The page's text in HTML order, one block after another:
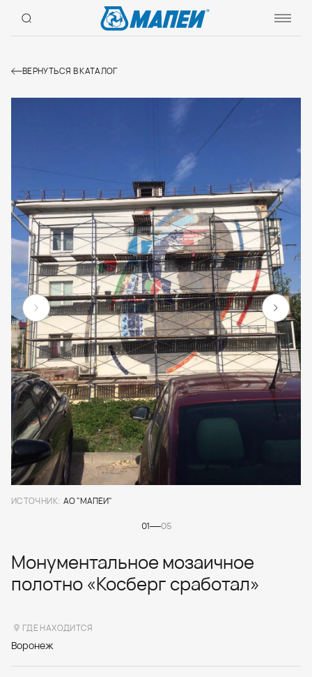
ВЕРНУТЬСЯ В КАТАЛОГ
01 05
ИСТОЧНИК: АО "МАПЕИ"
Монументальное мозаичное
полотно «Косберг сработал»
ГДЕ НАХОДИТСЯ
Воронеж